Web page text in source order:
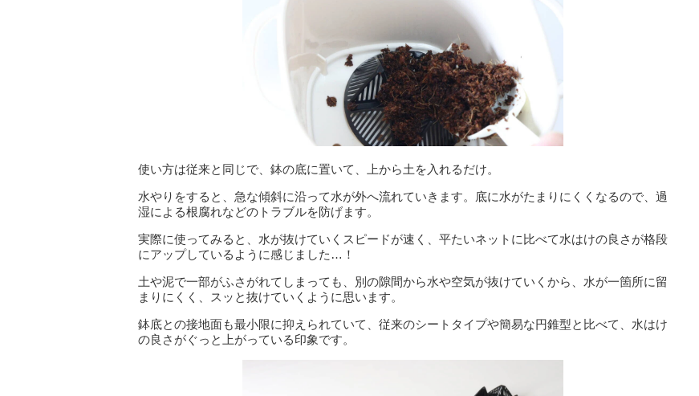
使い方は従来と同じで、鉢の底に置いて、上から土を入れるだけ。
水やりをすると、急な傾斜に沿って水が外へ流れていきます。底に水がたまりにくくなるので、過
湿による根腐れなどのトラブルを防げます。
実際に使ってみると、水が抜けていくスピードが速く、平たいネットに比べて水はけの良さが格段
にアップしているように感じました…！
土や泥で一部がふさがれてしまっても、別の隙間から水や空気が抜けていくから、水が一箇所に留
まりにくく、スッと抜けていくように思います。
鉢底との接地面も最小限に抑えられていて、従来のシートタイプや簡易な円錐型と比べて、水はけ
の良さがぐっと上がっている印象です。